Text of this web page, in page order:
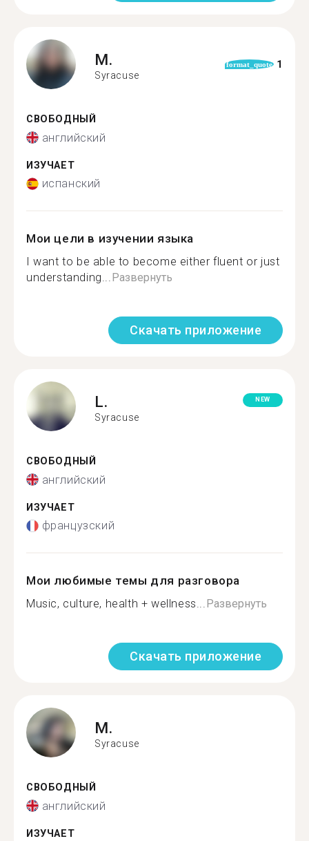
M.
Syracuse
format_quote 1
СВОБОДНЫЙ
английский
ИЗУЧАЕТ
испанский
Мои цели в изучении языка
I want to be able to become either fluent or just
understanding...Развернуть
Скачать приложение
L.
Syracuse
NEW
СВОБОДНЫЙ
английский
ИЗУЧАЕТ
французский
Мои любимые темы для разговора
Music, culture, health + wellness...Развернуть
Скачать приложение
M.
Syracuse
СВОБОДНЫЙ
английский
ИЗУЧАЕТ